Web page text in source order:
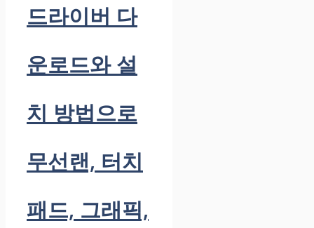
드라이버 다
운로드와 설
치 방법으로
무선랜, 터치
패드, 그래픽,